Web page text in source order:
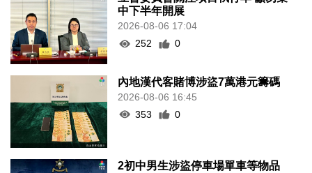
中下半年開展
2026-08-06 17:04
252
0
內地漢代客賭博涉盜7萬港元籌碼
2026-08-06 16:45
353
0
2初中男生涉盜停車場單車等物品